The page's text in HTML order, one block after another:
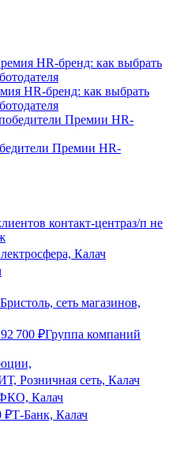
HR-бренд: как выбрать
Премии HR-
контакт-центраз/п не
Калач
Бристоль, сеть магазинов,
92 700 ₽Группа компаний
Розничная сеть, Калач
Калач
₽Т-Банк, Калач